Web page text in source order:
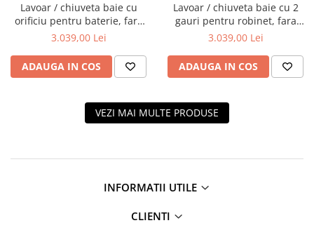
Lavoar / chiuveta baie cu
orificiu pentru baterie, fara
orificiul preaplin 60cm |
3.039,00 Lei
ADAUGA IN COS
Lavoar / chiuveta baie cu 2
gauri pentru robinet, fara
orificiul preaplin 60cm |
3.039,00 Lei
ADAUGA IN COS
VEZI MAI MULTE PRODUSE
INFORMATII UTILE
CLIENTI